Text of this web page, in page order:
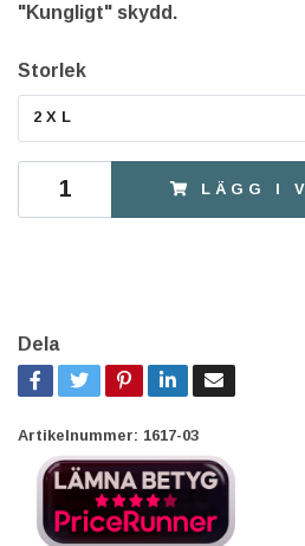
"Kungligt" skydd.
Storlek
2XL
LÄGG I
Dela
Artikelnummer: 1617-03